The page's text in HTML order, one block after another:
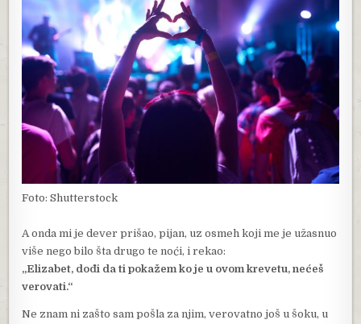
Foto: Shutterstock
A onda mi je dever prišao, pijan, uz osmeh koji me je užasnuo
više nego bilo šta drugo te noći, i rekao:
„Elizabet, dođi da ti pokažem ko je u ovom krevetu, nećeš
verovati.“
Ne znam ni zašto sam pošla za njim, verovatno još u šoku, u